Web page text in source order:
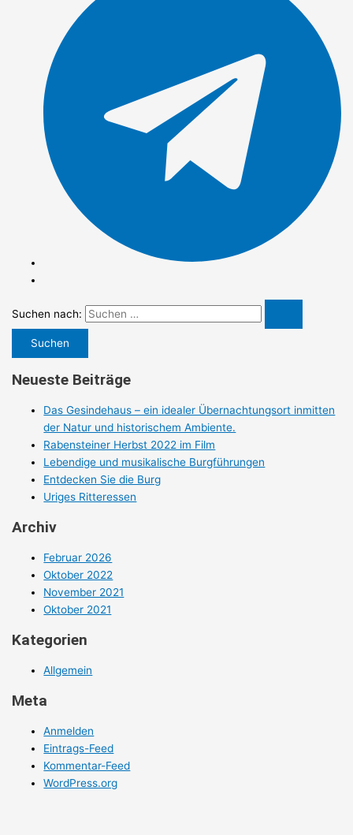
Suchen nach:
Neueste Beiträge
Das Gesindehaus – ein idealer Übernachtungsort inmitten
der Natur und historischem Ambiente.
Rabensteiner Herbst 2022 im Film
Lebendige und musikalische Burgführungen
Entdecken Sie die Burg
Uriges Ritteressen
Archiv
Februar 2026
Oktober 2022
November 2021
Oktober 2021
Kategorien
Allgemein
Meta
Anmelden
Eintrags-Feed
Kommentar-Feed
WordPress.org